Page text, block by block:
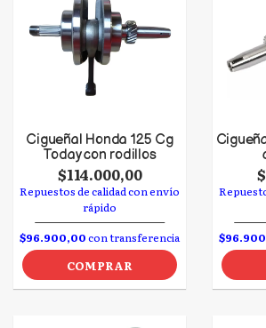
Cigueñal Honda 125 Cg
Today con rodillos
$114.000,00
Repuestos de calidad con envío
rápido
$96.900,00con transferencia
COMPRAR